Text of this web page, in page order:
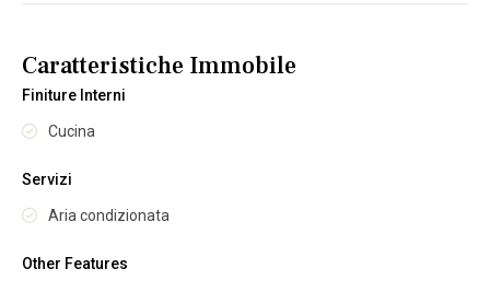
Caratteristiche Immobile
Finiture Interni
Cucina
Servizi
Aria condizionata
Other Features